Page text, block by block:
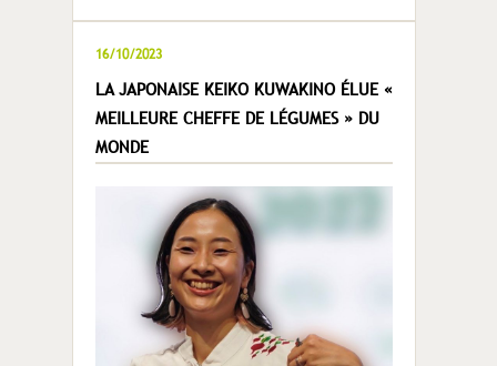
16/10/2023
LA JAPONAISE KEIKO KUWAKINO ÉLUE «
MEILLEURE CHEFFE DE LÉGUMES » DU
MONDE